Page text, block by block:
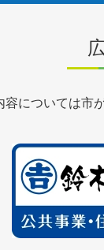
については市
2
枚
目
の
ス